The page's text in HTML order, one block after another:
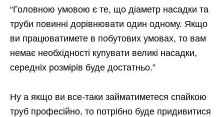
“Головною умовою є те, що діаметр насадки та
труби повинні дорівнювати один одному. Якщо
ви працюватимете в побутових умовах, то вам
немає необхідності купувати великі насадки,
середніх розмірів буде достатньо.”
Ну а якщо ви все-таки займатиметеся спайкою
труб професійно, то потрібно буде придивитися